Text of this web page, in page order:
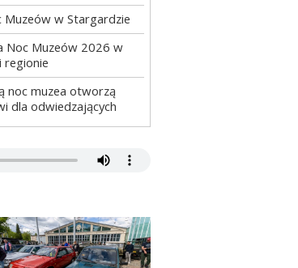
Muzeów w Stargardzie
Noc Muzeów 2026 w
regionie
noc muzea otworzą
dla odwiedzających